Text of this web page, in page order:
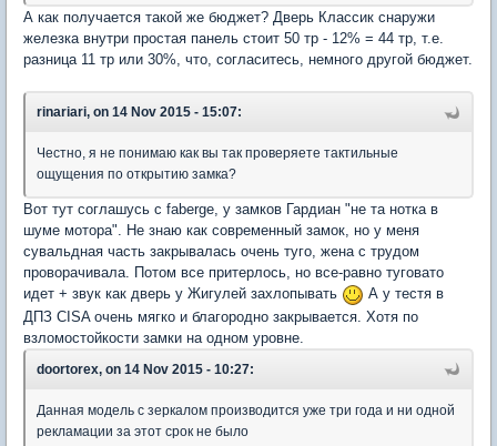
А как получается такой же бюджет? Дверь Классик снаружи
железка внутри простая панель стоит 50 тр - 12% = 44 тр, т.е.
разница 11 тр или 30%, что, согласитесь, немного другой бюджет.
rinariari, on 14 Nov 2015 - 15:07:
Честно, я не понимаю как вы так проверяете тактильные
ощущения по открытию замка?
Вот тут соглашусь с faberge, у замков Гардиан "не та нотка в
шуме мотора". Не знаю как современный замок, но у меня
сувальдная часть закрывалась очень туго, жена с трудом
проворачивала. Потом все притерлось, но все-равно туговато
идет + звук как дверь у Жигулей захлопывать
А у тестя в
ДПЗ CISA очень мягко и благородно закрывается. Хотя по
взломостойкости замки на одном уровне.
doortorex, on 14 Nov 2015 - 10:27:
Данная модель с зеркалом производится уже три года и ни одной
рекламации за этот срок не было